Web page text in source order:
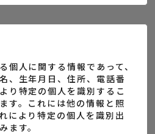
個人に関する情報であって、
、生年月日、住所、電話番
り特定の個人を識別するこ
す。これには他の情報と照
により特定の個人を識別出
ます。